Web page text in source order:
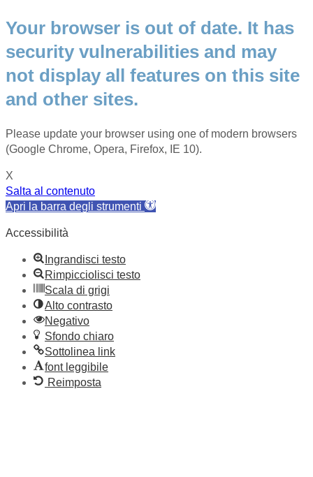
Your browser is out of date. It has
security vulnerabilities and may
not display all features on this site
and other sites.
Please update your browser using one of modern browsers
(Google Chrome, Opera, Firefox, IE 10).
X
Salta al contenuto
Apri la barra degli strumenti
Accessibilità
Ingrandisci testo
Rimpicciolisci testo
Scala di grigi
Alto contrasto
Negativo
Sfondo chiaro
Sottolinea link
font leggibile
Reimposta